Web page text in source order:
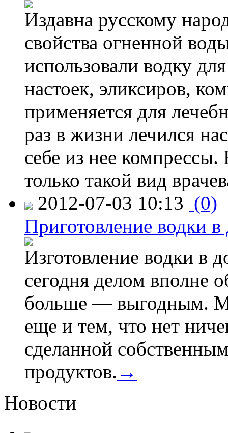
Издавна русскому
свойства огненной
использовали водку
настоек, эликсиров,
применяется для
раз в жизни лечился
себе из нее
только такой вид
2012-07-03 10:13 (0)
Приготовление водки
Изготовление водки в
сегодня делом вполне
больше — выгодным.
еще и тем, что нет
сделанной
продуктов. →
Новости